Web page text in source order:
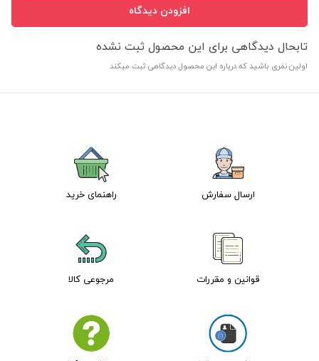
افزودن دیدگاه
تابحال دیدگاهی برای این محصول ثبت نشده
اولین نفری باشید که درباره این محصول دیدگاهی ثبت میکند
ارسال سفارش راهنمای خرید
قوانین و مقررات مرجوعی کالا